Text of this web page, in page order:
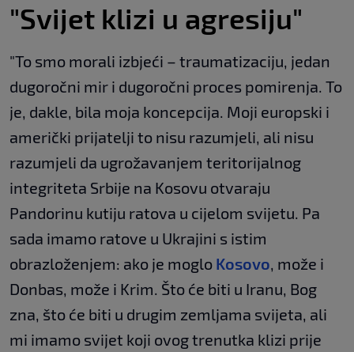
"Svijet klizi u agresiju"
"To smo morali izbjeći – traumatizaciju, jedan
dugoročni mir i dugoročni proces pomirenja. To
je, dakle, bila moja koncepcija. Moji europski i
američki prijatelji to nisu razumjeli, ali nisu
razumjeli da ugrožavanjem teritorijalnog
integriteta Srbije na Kosovu otvaraju
Pandorinu kutiju ratova u cijelom svijetu. Pa
sada imamo ratove u Ukrajini s istim
obrazloženjem: ako je moglo Kosovo, može i
Donbas, može i Krim. Što će biti u Iranu, Bog
zna, što će biti u drugim zemljama svijeta, ali
mi imamo svijet koji ovog trenutka klizi prije